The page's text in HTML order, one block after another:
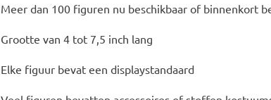
Meer dan 100 figuren nu beschikbaar of binnenkort
Grootte van 4 tot 7,5 inch lang
Elke figuur bevat een displaystandaard